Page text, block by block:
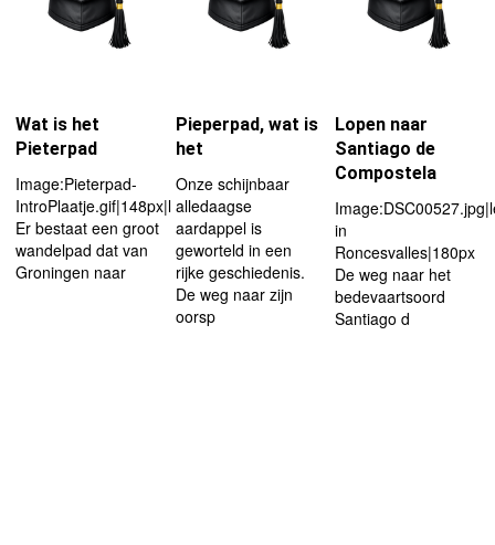
Wat is het
Pieterpad
Image:Pieterpad-
IntroPlaatje.gif|148px|left
Er bestaat een groot
wandelpad dat van
Groningen naar
Pieperpad, wat is
het
Onze schijnbaar
alledaagse
aardappel is
geworteld in een
rijke geschiedenis.
De weg naar zijn
oorsp
Lopen naar
Santiago de
Compostela
in
Roncesvalles|180px
De weg naar het
bedevaartsoord
Santiago d